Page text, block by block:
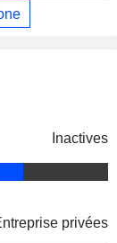
Inactives
privées